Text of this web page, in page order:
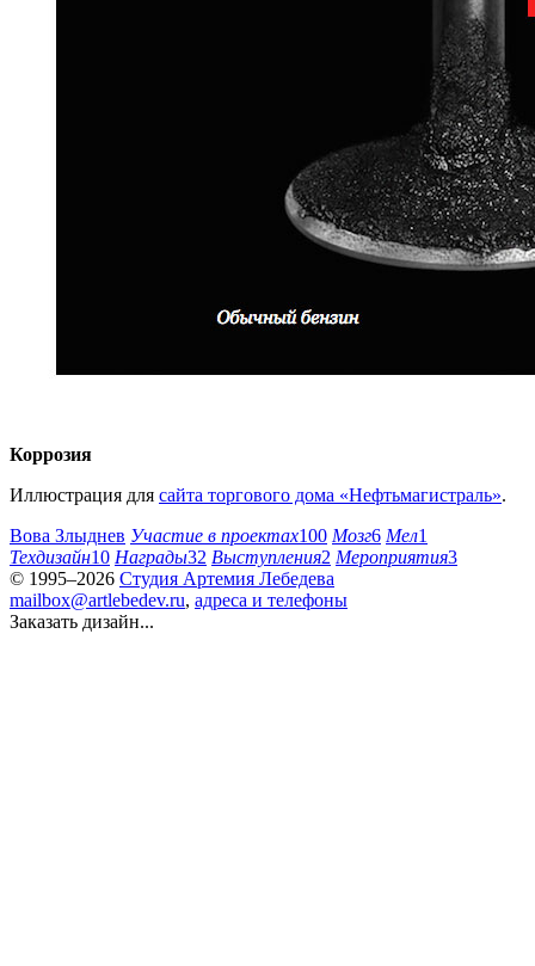
Коррозия
Иллюстрация для сайта торгового дома «Нефтьмагистраль».
Вова Злыднев Участие в проектах100 Мозг6 Мел1
Техдизайн10 Награды32 Выступления2 Мероприятия3
© 1995–2026 Студия Артемия Лебедева
mailbox@artlebedev.ru, адреса и телефоны
Заказать дизайн...